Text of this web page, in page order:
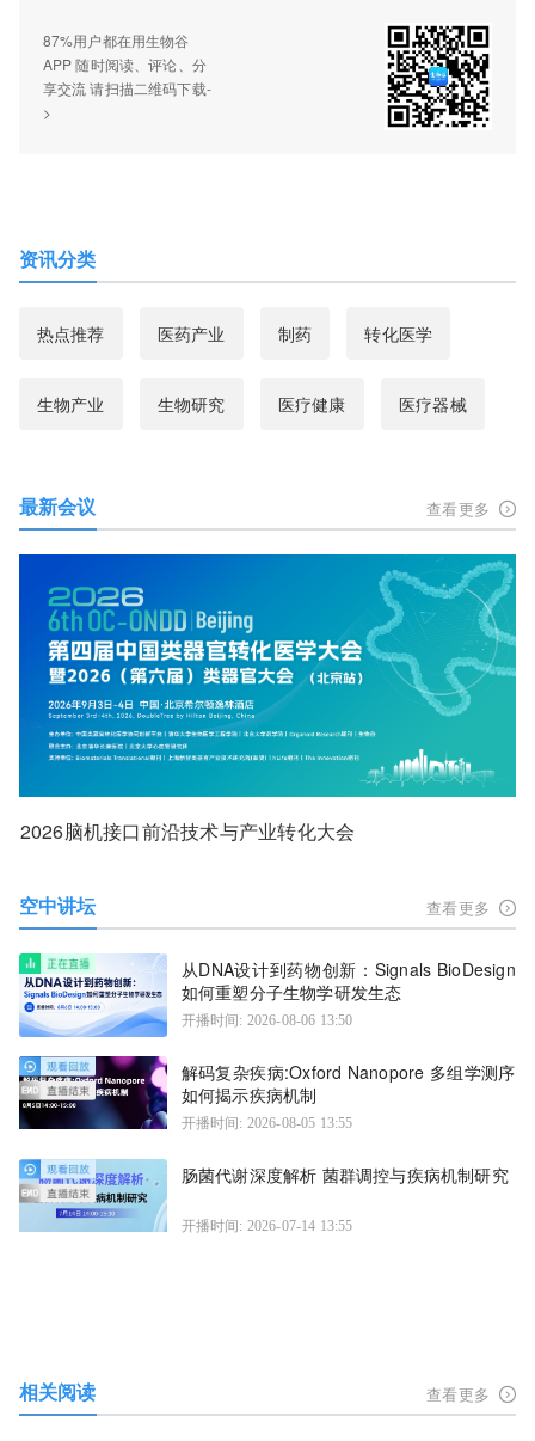
87%用户都在用生物谷
APP 随时阅读、评论、分
享交流 请扫描二维码下载-
>
资讯分类
热点推荐 医药产业 制药 转化医学
生物产业 生物研究 医疗健康 医疗器械
最新会议 查看更多
2026脑机接口前沿技术与产业转化大会
空中讲坛 查看更多
从DNA设计到药物创新：Signals BioDesign
如何重塑分子生物学研发生态
开播时间: 2026-08-06 13:50
解码复杂疾病:Oxford Nanopore 多组学测序
如何揭示疾病机制
开播时间: 2026-08-05 13:55
肠菌代谢深度解析 菌群调控与疾病机制研究
开播时间: 2026-07-14 13:55
相关阅读 查看更多